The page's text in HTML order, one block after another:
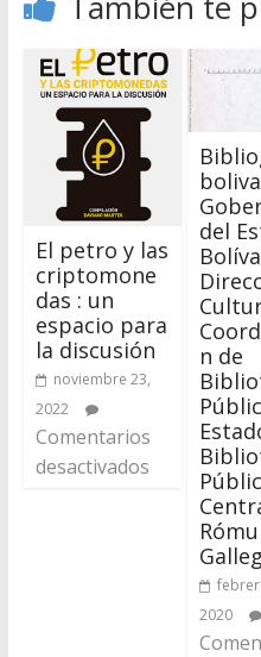
El petro y las
criptomone
das : un
espacio para
la discusión
noviembre 23,
2022
Comentarios
desactivados
del
n de
2020